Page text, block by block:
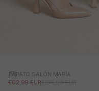
ZAPATO SALÓN MARÍA
PRECIO DE OFERTA
€62,99 EURPRECIO NORMAL
€105,00 EUR